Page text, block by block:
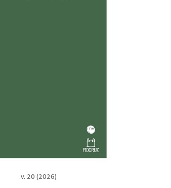
v. 19 n. Suppl. 1 (2025)